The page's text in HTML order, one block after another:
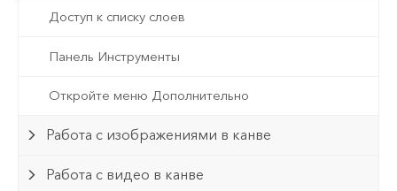
Доступ к списку слоев
Панель Инструменты
Откройте меню Дополнительно
Работа с изображениями в канве
Работа с видео в канве